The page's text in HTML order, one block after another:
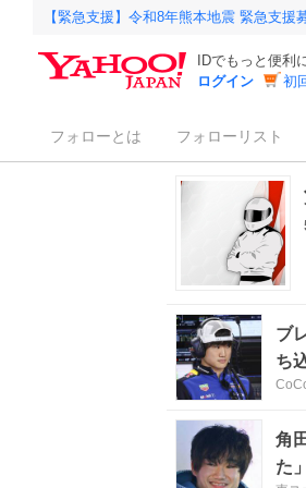
【緊急支援】令和8年熊本地震 緊急支援
IDでもっと便利
ログイン
初
フォローとは フォローリスト
ブ
ち
角
た